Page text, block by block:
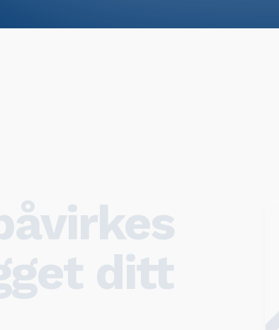
ditt